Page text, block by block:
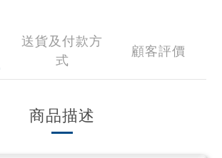
送貨及付款方
式
顧客評價
商品描述